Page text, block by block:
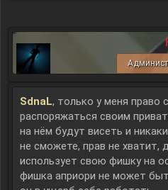
SdnaL, только у меня право
распоряжаться своим
на нём будут висеть и
не сможете, прав не хватит,
использует свою фишку на
фишка априори не может